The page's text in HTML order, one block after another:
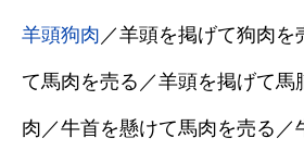
羊頭狗肉 ／羊頭を掲げて狗肉を
て馬肉を売る／羊頭を掲げて馬
肉／牛首を懸けて馬肉を売る／